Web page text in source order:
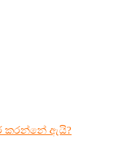
කරන්නේ ඇයි?